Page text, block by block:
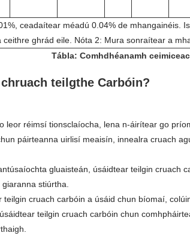
ceadaítear méadú 0.04% de
ceithre ghrád eile. Nóta 2: Mura sonraítear a
Tábla: Comhdhéanamh
teilgthe Carbóin?
leor réimsí tionsclaíocha, lena n-áirítear go
páirteanna uirlisí meaisín, innealra cruach
gluaisteán, úsáidtear teilgin
stiúrtha.
teilgin cruach carbóin a úsáid chun bíomaí,
úsáidtear teilgin cruach carbóin chun